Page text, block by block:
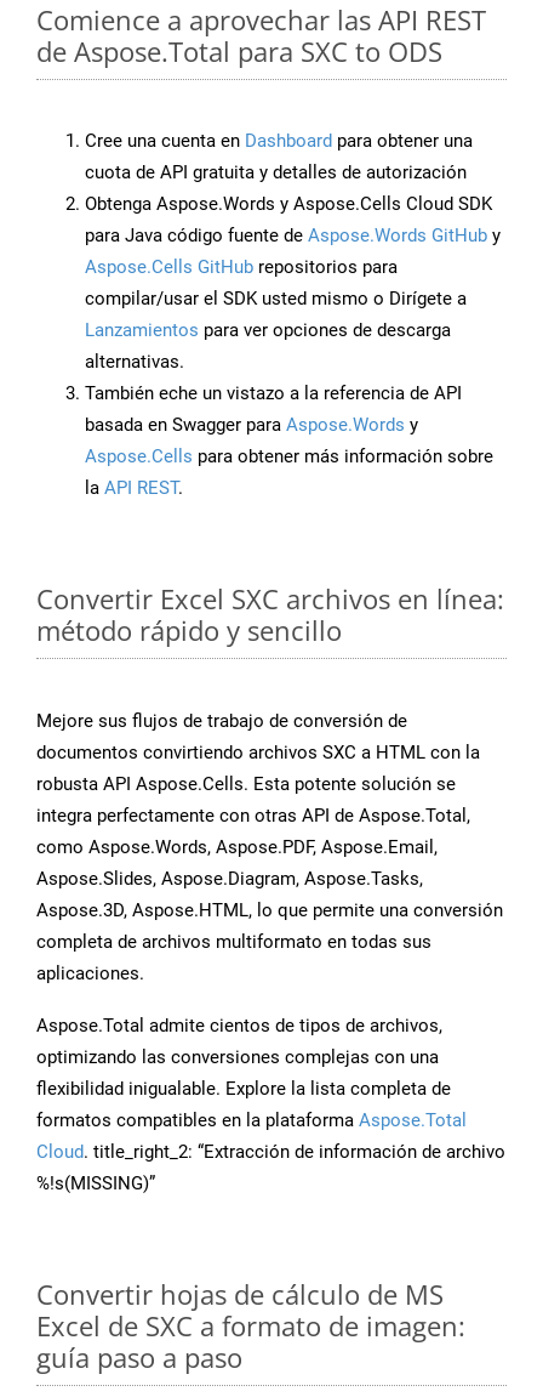
Comience a aprovechar las API REST
de Aspose.Total para SXC to ODS
Cree una cuenta en Dashboard para obtener una
cuota de API gratuita y detalles de autorización
Obtenga Aspose.Words y Aspose.Cells Cloud SDK
para Java código fuente de Aspose.Words GitHub y
Aspose.Cells GitHub repositorios para
compilar/usar el SDK usted mismo o Dirígete a
Lanzamientos para ver opciones de descarga
alternativas.
También eche un vistazo a la referencia de API
basada en Swagger para Aspose.Words y
Aspose.Cells para obtener más información sobre
la API REST.
Convertir Excel SXC archivos en línea:
método rápido y sencillo
Mejore sus flujos de trabajo de conversión de
documentos convirtiendo archivos SXC a HTML con la
robusta API Aspose.Cells. Esta potente solución se
integra perfectamente con otras API de Aspose.Total,
como Aspose.Words, Aspose.PDF, Aspose.Email,
Aspose.Slides, Aspose.Diagram, Aspose.Tasks,
Aspose.3D, Aspose.HTML, lo que permite una conversión
completa de archivos multiformato en todas sus
aplicaciones.
Aspose.Total admite cientos de tipos de archivos,
optimizando las conversiones complejas con una
flexibilidad inigualable. Explore la lista completa de
formatos compatibles en la plataforma Aspose.Total
Cloud. title_right_2: “Extracción de información de archivo
%!s(MISSING)”
Convertir hojas de cálculo de MS
Excel de SXC a formato de imagen:
guía paso a paso